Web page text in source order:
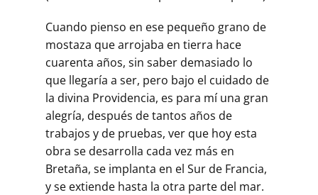
Cuando pienso en ese pequeño grano de
mostaza que arrojaba en tierra hace
cuarenta años, sin saber demasiado lo
que llegaría a ser, pero bajo el cuidado de
la divina Providencia, es para mí una gran
alegría, después de tantos años de
trabajos y de pruebas, ver que hoy esta
obra se desarrolla cada vez más en
Bretaña, se implanta en el Sur de Francia,
y se extiende hasta la otra parte del mar.